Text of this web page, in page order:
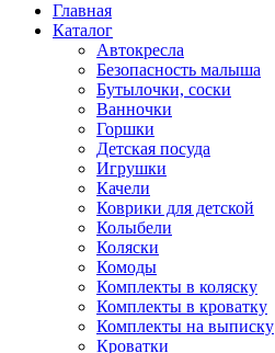
Главная
Каталог
Автокресла
Безопасность малыша
Бутылочки, соски
Ванночки
Горшки
Детская посуда
Игрушки
Качели
Коврики для детской
Колыбели
Коляски
Комоды
Комплекты в коляску
Комплекты в кроватку
Комплекты на выписку
Кроватки